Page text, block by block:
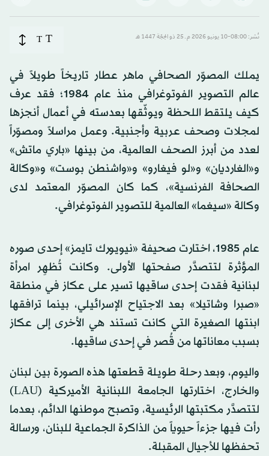
نُشر: 08:00-10 يونيو 2026 م ـ 25 ذو الحِجّة 1447 هـ T
T
يملك المصوّر الصحافي ماهر عطار تاريخاً طويلاً في
عالم التصوير الفوتوغرافي منذ عام 1984؛ فقد عرف
كيف يلتقط اللحظة ويوثّقها بعدسته في أعمال أنجزها
لمجلات وصحف عربية وأجنبية. وعمل مراسلاً ومصوّراً
لعدد من أبرز الصحف العالمية، من بينها «باري ماتش»
و«الغارديان» و«لو فيغارو» و«واشنطن بوست» و«وكالة
الصحافة الفرنسية»، كما كان المصوّر المعتمد لدى
وكالة «سيغما» العالمية للتصوير الفوتوغرافي.
عام 1985، اختارت صحيفة «نيويورك تايمز» إحدى صوره
المؤثرة لتتصدَّر صفحتها الأولى. وكانت تُظهِر امرأة
لبنانية فقدت إحدى ساقيها تسير على عكاز في منطقة
«صبرا وشاتيلا» بعد الاجتياح الإسرائيلي، بينما ترافقها
ابنتها الصغيرة التي كانت تستند هي الأخرى إلى عكاز
بسبب معاناتها من قُصر في إحدى ساقيها.
واليوم، وبعد رحلة طويلة قطعتها هذه الصورة بين لبنان
والخارج، اختارتها الجامعة اللبنانية الأميركية (LAU)
لتتصدَّر مكتبتها الرئيسية، وتصبح موطنها الدائم، بعدما
رأت فيها جزءاً حيوياً من الذاكرة الجماعية للبنان، ورسالة
تحفظها للأجيال المقبلة.